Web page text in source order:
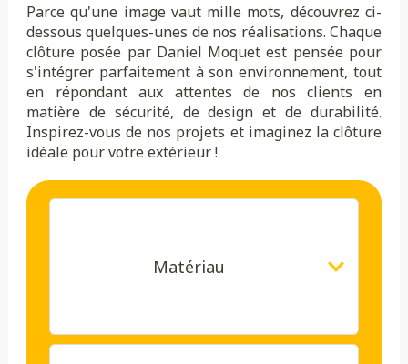
Parce qu'une image vaut mille mots, découvrez ci-
dessous quelques-unes de nos réalisations. Chaque
clôture posée par Daniel Moquet est pensée pour
s'intégrer parfaitement à son environnement, tout
en répondant aux attentes de nos clients en
matière de sécurité, de design et de durabilité.
Inspirez-vous de nos projets et imaginez la clôture
idéale pour votre extérieur !
Matériau